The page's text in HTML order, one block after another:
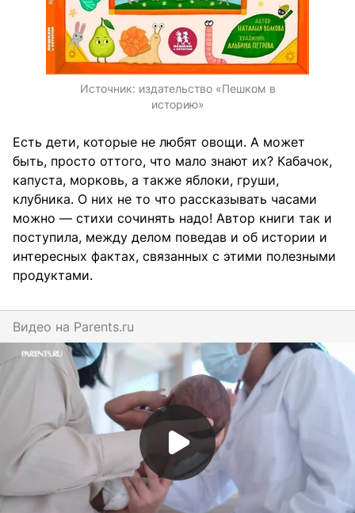
Источник: издательство «Пешком в
историю»
Есть дети, которые не любят овощи. А может
быть, просто оттого, что мало знают их? Кабачок,
капуста, морковь, а также яблоки, груши,
клубника. О них не то что рассказывать часами
можно — стихи сочинять надо! Автор книги так и
поступила, между делом поведав и об истории и
интересных фактах, связанных с этими полезными
продуктами.
Видео на parents.ru